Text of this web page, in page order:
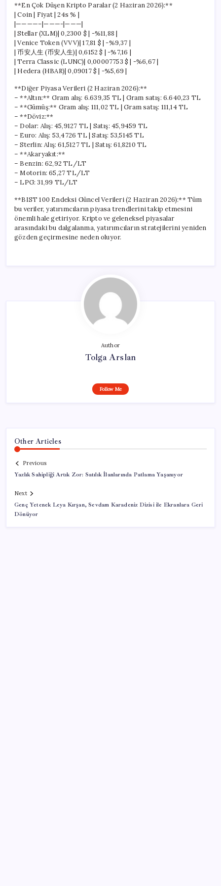
**En Çok Düşen Kripto Paralar (2 Haziran 2026):**
| Coin | Fiyat | 24s % |
|————–|———-|———|
| Stellar (XLM)| 0,2300 $ | -%11,88 |
| Venice Token (VVV)| 17,81 $ | -%9,37 |
| 币安人生 (币安人生)| 0,6152 $ | -%7,16 |
| Terra Classic (LUNC)| 0,00007753 $ | -%6,67 |
| Hedera (HBAR)| 0,09017 $ | -%5,69 |
**Diğer Piyasa Verileri (2 Haziran 2026):**
– **Altın:** Gram alış: 6.639,35 TL | Gram satış: 6.640,23 TL
– **Gümüş:** Gram alış: 111,02 TL | Gram satış: 111,14 TL
– **Döviz:**
– Dolar: Alış: 45,9127 TL | Satış: 45,9459 TL
– Euro: Alış: 53,4726 TL | Satış: 53,5145 TL
– Sterlin: Alış: 61,5127 TL | Satış: 61,8210 TL
– **Akaryakıt:**
– Benzin: 62,92 TL/LT
– Motorin: 65,27 TL/LT
– LPG: 31,99 TL/LT
**BIST 100 Endeksi Güncel Verileri (2 Haziran 2026):** Tüm
bu veriler, yatırımcıların piyasa trendlerini takip etmesini
önemli hale getiriyor. Kripto ve geleneksel piyasalar
arasındaki bu dalgalanma, yatırımcıların stratejilerini yeniden
gözden geçirmesine neden oluyor.
Author
Tolga Arslan
Follow Me
Other Articles
Previous
Yazlık Sahipliği Artık Zor: Satılık İlanlarında Patlama Yaşanıyor
Next
Genç Yetenek Leya Kırşan, Sevdam Karadeniz Dizisi ile Ekranlara Geri
Dönüyor